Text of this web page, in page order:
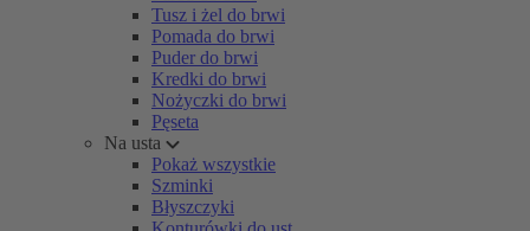
Tusz i żel do brwi
Pomada do brwi
Puder do brwi
Kredki do brwi
Nożyczki do brwi
Pęseta
Na usta
Pokaż wszystkie
Szminki
Błyszczyki